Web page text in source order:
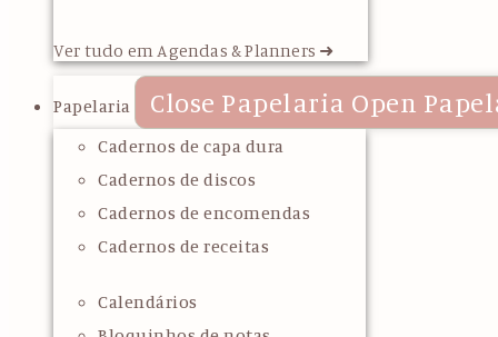
Ver tudo em Agendas & Planners ➜
Papelaria Close Papelaria Open
Cadernos de capa dura
Cadernos de discos
Cadernos de encomendas
Cadernos de receitas
Calendários